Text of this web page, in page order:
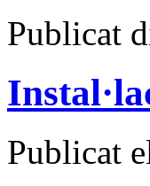
Publicat
Publicat